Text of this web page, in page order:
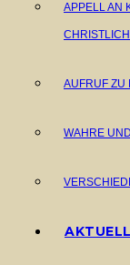
APPELL AN
AUFRUF ZU
WAHRE